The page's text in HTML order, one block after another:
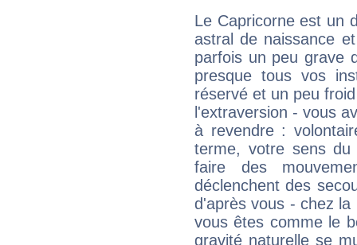
Le Capricorne est un
astral de naissance
parfois un peu grave
presque tous vos
réservé et un peu
l'extraversion - vous
à revendre :
terme, votre sens
faire des
déclenchent des
d'après vous - chez
vous êtes comme le
gravité naturelle se